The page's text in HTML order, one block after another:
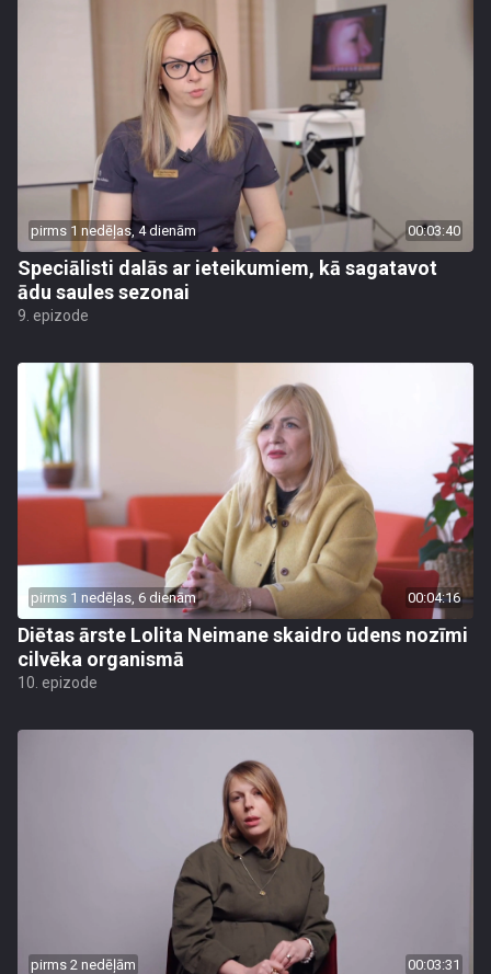
pirms 1 nedēļas, 4 dienām 00:03:40
Speciālisti dalās ar ieteikumiem, kā sagatavot
ādu saules sezonai
9. epizode
pirms 1 nedēļas, 6 dienām 00:04:16
Diētas ārste Lolita Neimane skaidro ūdens nozīmi
cilvēka organismā
10. epizode
pirms 2 nedēļām 00:03:31